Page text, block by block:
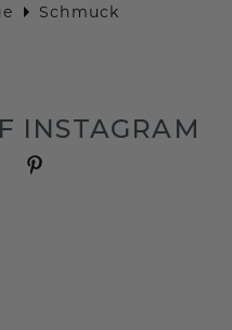
Schmuck
INSTAGRAM